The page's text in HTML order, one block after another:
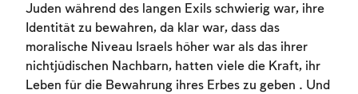
Juden während des langen Exils schwierig war, ihre
Identität zu bewahren, da klar war, dass das
moralische Niveau Israels höher war als das ihrer
nichtjüdischen Nachbarn, hatten viele die Kraft, ihr
Leben für die Bewahrung ihres Erbes zu geben . Und